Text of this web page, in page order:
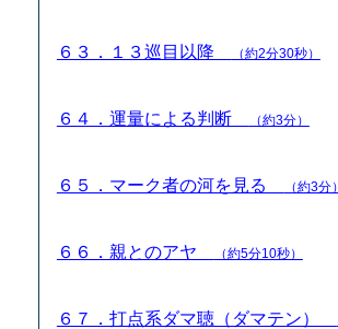
６３．１３巡目以降 （約2分30秒）
６４．運量による判断 （約3分）
６５．マーク者の河を見る （約3分）
６６．親とのアヤ （約5分10秒）
６７．打点系ダマ聴（ダマテン）